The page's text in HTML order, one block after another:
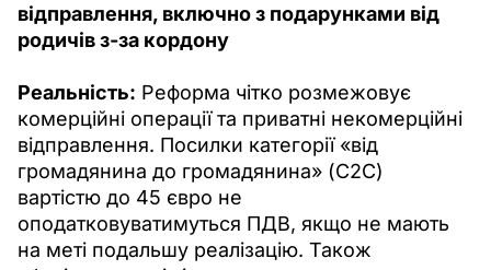
відправлення, включно з подарунками від
родичів з-за кордону
Реальність: Реформа чітко розмежовує
комерційні операції та приватні некомерційні
відправлення. Посилки категорії «від
громадянина до громадянина» (C2C)
вартістю до 45 євро не
оподатковуватимуться ПДВ, якщо не мають
на меті подальшу реалізацію. Також